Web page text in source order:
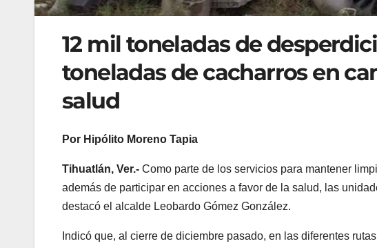
12 mil toneladas de
toneladas de cacharros en
salud
Por Hipólito Moreno Tapia
Tihuatlán, Ver.- Como parte de los servicios para mantener
además de participar en acciones a favor de la salud, las
destacó el alcalde Leobardo Gómez González.
Indicó que, al cierre de diciembre pasado, en las diferentes